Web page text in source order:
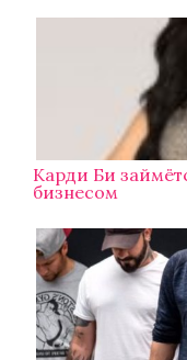
Карди Би
бизнесом